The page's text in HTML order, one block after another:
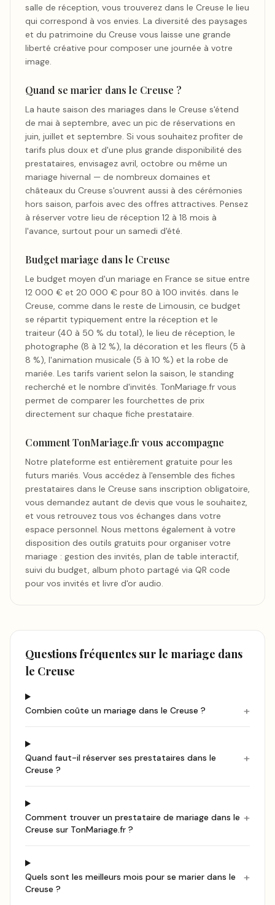
salle de réception, vous trouverez dans le Creuse le lieu
qui correspond à vos envies. La diversité des paysages
et du patrimoine du Creuse vous laisse une grande
liberté créative pour composer une journée à votre
image.
Quand se marier dans le Creuse ?
La haute saison des mariages dans le Creuse s'étend
de mai à septembre, avec un pic de réservations en
juin, juillet et septembre. Si vous souhaitez profiter de
tarifs plus doux et d'une plus grande disponibilité des
prestataires, envisagez avril, octobre ou même un
mariage hivernal — de nombreux domaines et
châteaux du Creuse s'ouvrent aussi à des cérémonies
hors saison, parfois avec des offres attractives. Pensez
à réserver votre lieu de réception 12 à 18 mois à
l'avance, surtout pour un samedi d'été.
Budget mariage dans le Creuse
Le budget moyen d'un mariage en France se situe entre
12 000 € et 20 000 € pour 80 à 100 invités. dans le
Creuse, comme dans le reste de Limousin, ce budget
se répartit typiquement entre la réception et le
traiteur (40 à 50 % du total), le lieu de réception, le
photographe (8 à 12 %), la décoration et les fleurs (5 à
8 %), l'animation musicale (5 à 10 %) et la robe de
mariée. Les tarifs varient selon la saison, le standing
recherché et le nombre d'invités. TonMariage.fr vous
permet de comparer les fourchettes de prix
directement sur chaque fiche prestataire.
Comment TonMariage.fr vous accompagne
Notre plateforme est entièrement gratuite pour les
futurs mariés. Vous accédez à l'ensemble des fiches
prestataires dans le Creuse sans inscription obligatoire,
vous demandez autant de devis que vous le souhaitez,
et vous retrouvez tous vos échanges dans votre
espace personnel. Nous mettons également à votre
disposition des outils gratuits pour organiser votre
mariage : gestion des invités, plan de table interactif,
suivi du budget, album photo partagé via QR code
pour vos invités et livre d'or audio.
Questions fréquentes sur le mariage dans
le Creuse
Combien coûte un mariage dans le Creuse ? +
Quand faut-il réserver ses prestataires dans le
Creuse ?
+
Comment trouver un prestataire de mariage dans le
Creuse sur TonMariage.fr ?
+
Quels sont les meilleurs mois pour se marier dans le
Creuse ?
+